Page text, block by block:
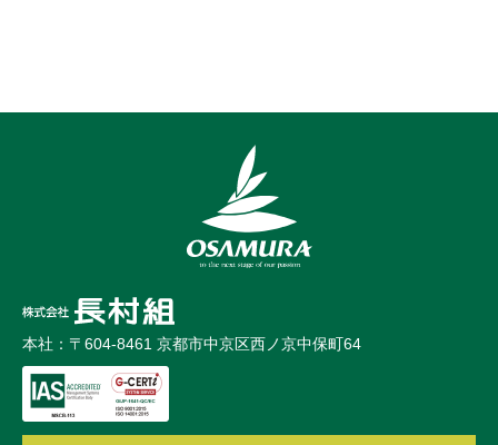
本社：〒604-8461 京都市中京区西ノ京中保町64